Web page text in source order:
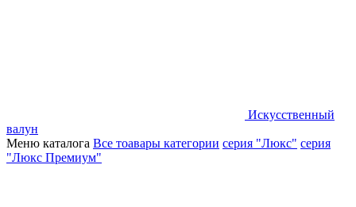
Искусственный
валун
Меню каталога Все тоавары категории серия "Люкс" серия
"Люкс Премиум"